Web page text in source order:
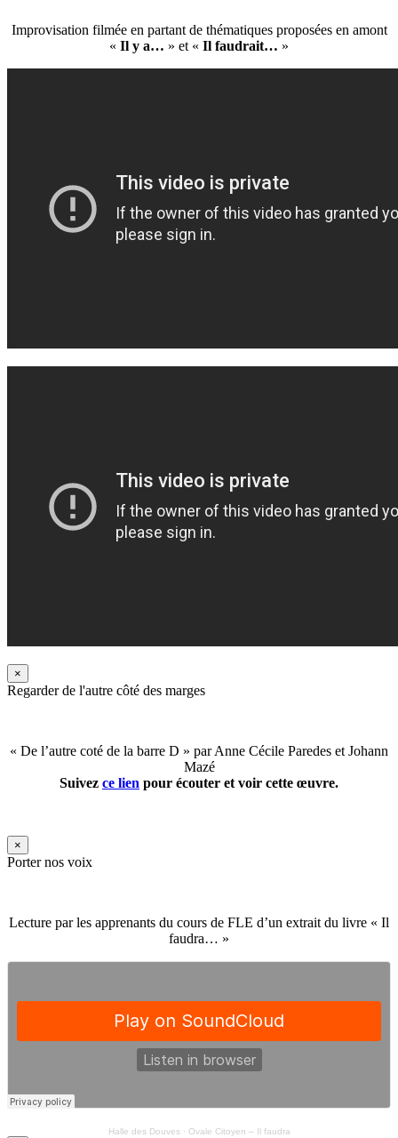
Improvisation filmée en partant de thématiques proposées en amont
« Il y a… » et « Il faudrait… »
×
Regarder de l'autre côté des marges
« De l’autre coté de la barre D » par Anne Cécile Paredes et Johann
Mazé
Suivez ce lien pour écouter et voir cette œuvre.
×
Porter nos voix
Lecture par les apprenants du cours de FLE d’un extrait du livre « Il
faudra… »
Halle des Douves· Ovale Citoyen – Il faudra